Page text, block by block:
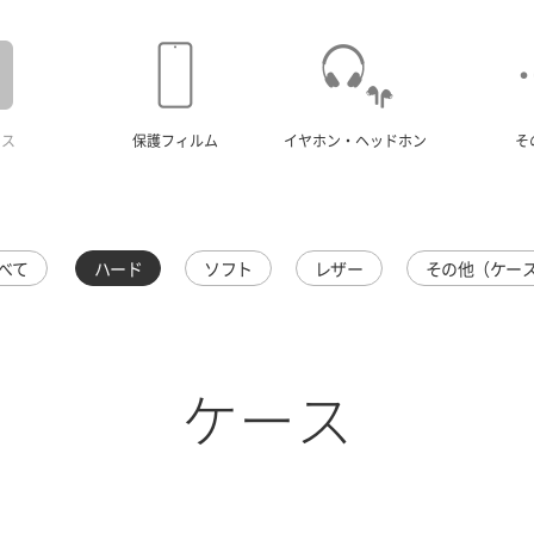
保護フィルム イヤホン・ヘッドホン そ
て ハード ソフト レザー その他（ケース
ケース